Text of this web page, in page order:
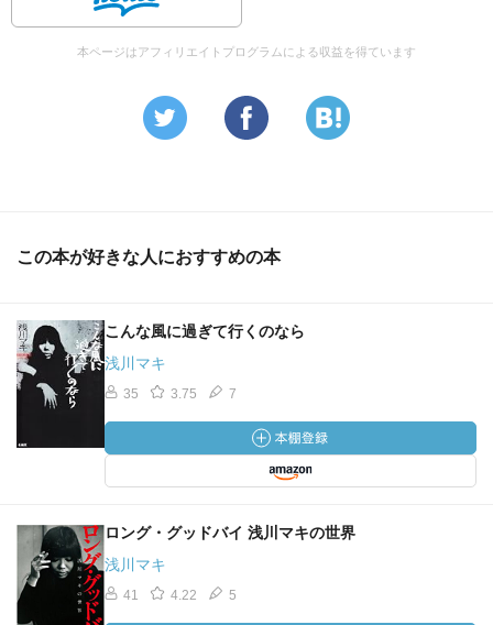
本ページはアフィリエイトプログラムによる収益を得ています
この本が好きな人におすすめの本
こんな風に過ぎて行くのなら
浅川マキ
35 3.75 7
ロング・グッドバイ 浅川マキの世界
浅川マキ
41 4.22 5